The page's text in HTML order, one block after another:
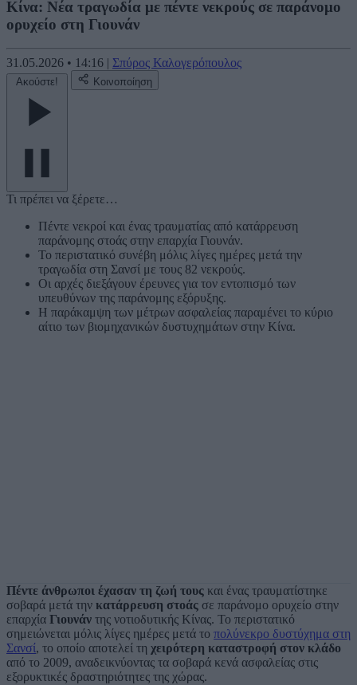
Κίνα: Νέα τραγωδία με πέντε νεκρούς σε παράνομο
ορυχείο στη Γιουνάν
31.05.2026 • 14:16 | Σπύρος Καλογερόπουλος
Ακούστε! Κοινοποίηση
Τι πρέπει να ξέρετε…
Πέντε νεκροί και ένας τραυματίας από κατάρρευση
παράνομης στοάς στην επαρχία Γιουνάν.
Το περιστατικό συνέβη μόλις λίγες ημέρες μετά την
τραγωδία στη Σανσί με τους 82 νεκρούς.
Οι αρχές διεξάγουν έρευνες για τον εντοπισμό των
υπευθύνων της παράνομης εξόρυξης.
Η παράκαμψη των μέτρων ασφαλείας παραμένει το κύριο
αίτιο των βιομηχανικών δυστυχημάτων στην Κίνα.
Πέντε άνθρωποι έχασαν τη ζωή τους και ένας τραυματίστηκε
σοβαρά μετά την κατάρρευση στοάς σε παράνομο ορυχείο στην
επαρχία Γιουνάν της νοτιοδυτικής Κίνας. Το περιστατικό
σημειώνεται μόλις λίγες ημέρες μετά το πολύνεκρο δυστύχημα στη
Σανσί, το οποίο αποτελεί τη χειρότερη καταστροφή στον κλάδο
από το 2009, αναδεικνύοντας τα σοβαρά κενά ασφαλείας στις
εξορυκτικές δραστηριότητες της χώρας.